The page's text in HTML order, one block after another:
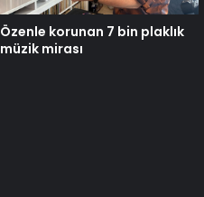
Özenle korunan 7 bin plaklık
müzik mirası